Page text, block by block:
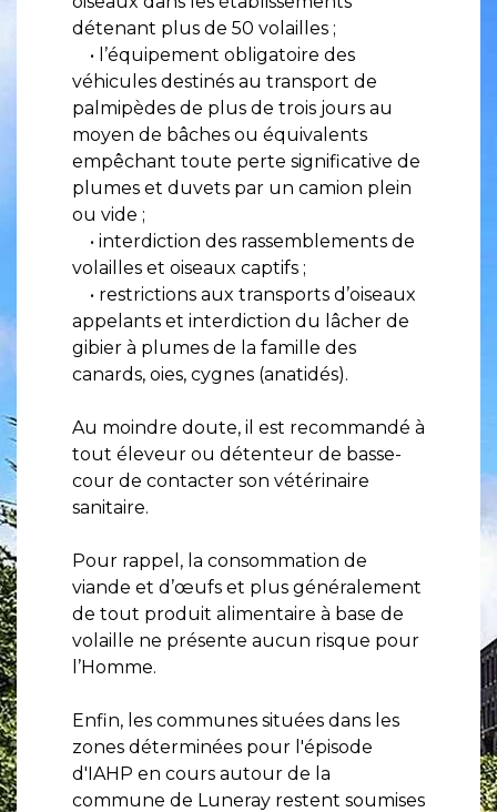
détenant plus de 50 volailles ;
• l’équipement obligatoire des
véhicules destinés au transport de
palmipèdes de plus de trois jours au
moyen de bâches ou équivalents
empêchant toute perte significative de
plumes et duvets par un camion plein
ou vide ;
• interdiction des rassemblements de
volailles et oiseaux captifs ;
• restrictions aux transports d’oiseaux
appelants et interdiction du lâcher de
gibier à plumes de la famille des
canards, oies, cygnes (anatidés).
Au moindre doute, il est recommandé à
tout éleveur ou détenteur de basse-
cour de contacter son vétérinaire
sanitaire.
Pour rappel, la consommation de
viande et d’œufs et plus généralement
de tout produit alimentaire à base de
volaille ne présente aucun risque pour
l’Homme.
Enfin, les communes situées dans les
zones déterminées pour l'épisode
d'IAHP en cours autour de la
commune de Luneray restent soumises